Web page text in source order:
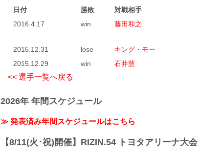
日付 勝敗 対戦相手
2016.4.17
win 藤田和之
2015.12.31
lose キング・モー
2015.12.29
win 石井慧
<< 選手一覧へ戻る
2026年 年間スケジュール
≫ 発表済み年間スケジュールはこちら
【8/11(火･祝)開催】RIZIN.54 トヨタアリーナ大会